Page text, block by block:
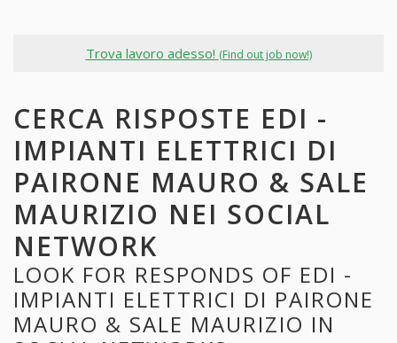
Trova lavoro adesso! (Find out job now!)
CERCA RISPOSTE EDI -
IMPIANTI ELETTRICI DI
PAIRONE MAURO & SALE
MAURIZIO NEI SOCIAL
NETWORK
LOOK FOR RESPONDS OF EDI -
IMPIANTI ELETTRICI DI PAIRONE
MAURO & SALE MAURIZIO IN